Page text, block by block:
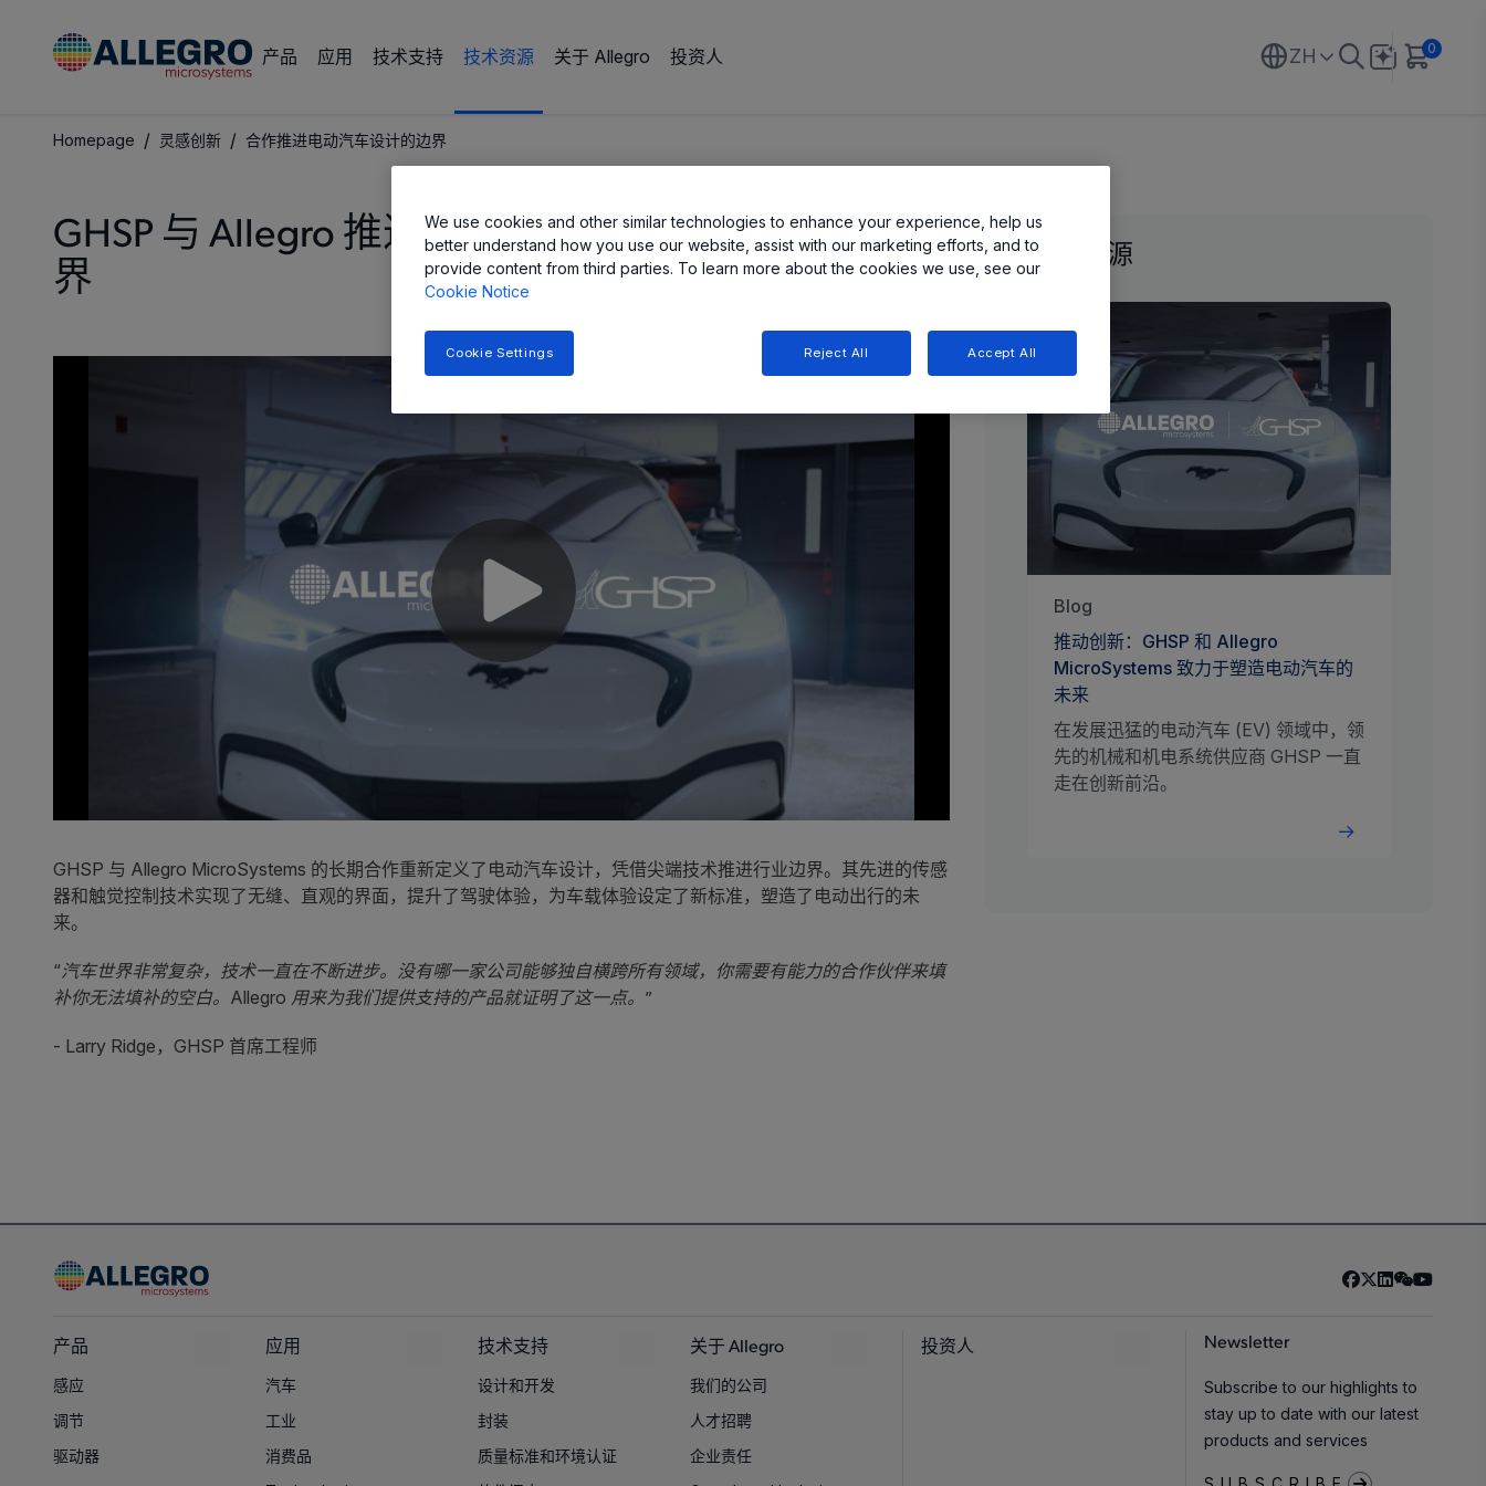
产品 应用 技术支持 技术资源 关于 Allegro 投资人 ZH 0
Homepage / 灵感创新 / 合作推进电动汽车设计的边界
GHSP 与 Allegro 推进电动汽车 (EV) 设计的边
界
Share
GHSP 与 Allegro MicroSystems 的长期合作重新定义了电动汽车设计，凭借尖端技术推进行业边界。其先进的传感
器和触觉控制技术实现了无缝、直观的界面，提升了驾驶体验，为车载体验设定了新标准，塑造了电动出行的未
来。
“汽车世界非常复杂，技术一直在不断进步。没有哪一家公司能够独自横跨所有领域，你需要有能力的合作伙伴来填
补你无法填补的空白。Allegro 用来为我们提供支持的产品就证明了这一点。”
- Larry Ridge，GHSP 首席工程师
相关资源
Blog
推动创新：GHSP 和 Allegro
MicroSystems 致力于塑造电动汽车的
未来
在发展迅猛的电动汽车 (EV) 领域中，领
先的机械和机电系统供应商 GHSP 一直
走在创新前沿。
产品
感应
调节
驱动器
应用
汽车
工业
消费品
技术支持
设计和开发
封装
质量标准和环境认证
关于 Allegro
我们的公司
人才招聘
企业责任
投资人 Newsletter
Subscribe to our highlights to
stay up to date with our latest
products and services
We use cookies and other similar technologies to enhance your experience, help us
better understand how you use our website, assist with our marketing efforts, and to
provide content from third parties. To learn more about the cookies we use, see our
Cookie Notice
Reject All Accept All
Cookie Settings